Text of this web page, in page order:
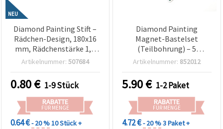
NEU
Diamond Painting Stift –
Rädchen-Design, 180x16
mm, Rädchenstärke 1,5
mm – Ideal zum
von Strasssteinen und
Perlen für Diamond Art &
Bastelprojekte
Artikelnummer: 507684
0.80€ 1-9 Stück
RABATTE
FÜR MENGE
0.64 €- 20 %10 Stück +
Diamond Painting
Magnet-Bastelset
(Teilbohrung) – 5
gemischte Motive
Artikelnummer: 852012
5.90€ 1-2 Paket
RABATTE
FÜR MENGE
4.72 €- 20 %3 Paket +